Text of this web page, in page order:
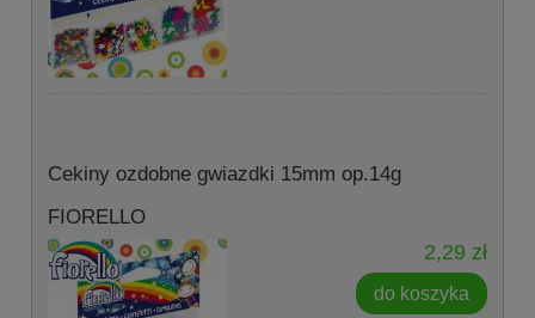
Cekiny ozdobne gwiazdki 15mm op.14g
FIORELLO
2,29 zł
do koszyka